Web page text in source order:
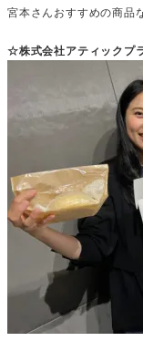
宮本さんおすすめの商品
☆株式会社アティック